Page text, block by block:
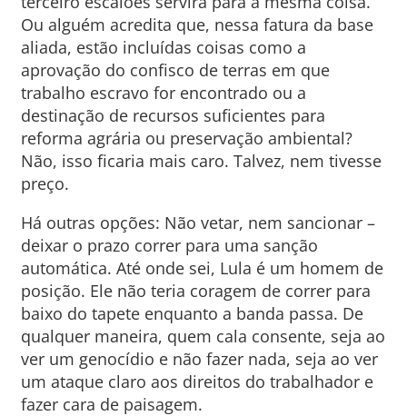
Ou alguém acredita que, nessa fatura da base
aliada, estão incluídas coisas como a
aprovação do confisco de terras em que
trabalho escravo for encontrado ou a
destinação de recursos suficientes para
reforma agrária ou preservação ambiental?
Não, isso ficaria mais caro. Talvez, nem tivesse
preço.
Há outras opções: Não vetar, nem sancionar –
deixar o prazo correr para uma sanção
automática. Até onde sei, Lula é um homem de
posição. Ele não teria coragem de correr para
baixo do tapete enquanto a banda passa. De
qualquer maneira, quem cala consente, seja ao
ver um genocídio e não fazer nada, seja ao ver
um ataque claro aos direitos do trabalhador e
fazer cara de paisagem.